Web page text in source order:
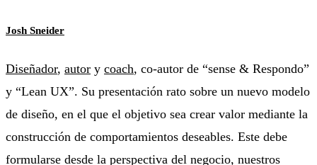
Josh Sneider
Diseñador, autor y coach, co-autor de “sense & Respondo”
y “Lean UX”. Su presentación rato sobre un nuevo modelo
de diseño, en el que el objetivo sea crear valor mediante la
construcción de comportamientos deseables. Este debe
formularse desde la perspectiva del negocio, nuestros